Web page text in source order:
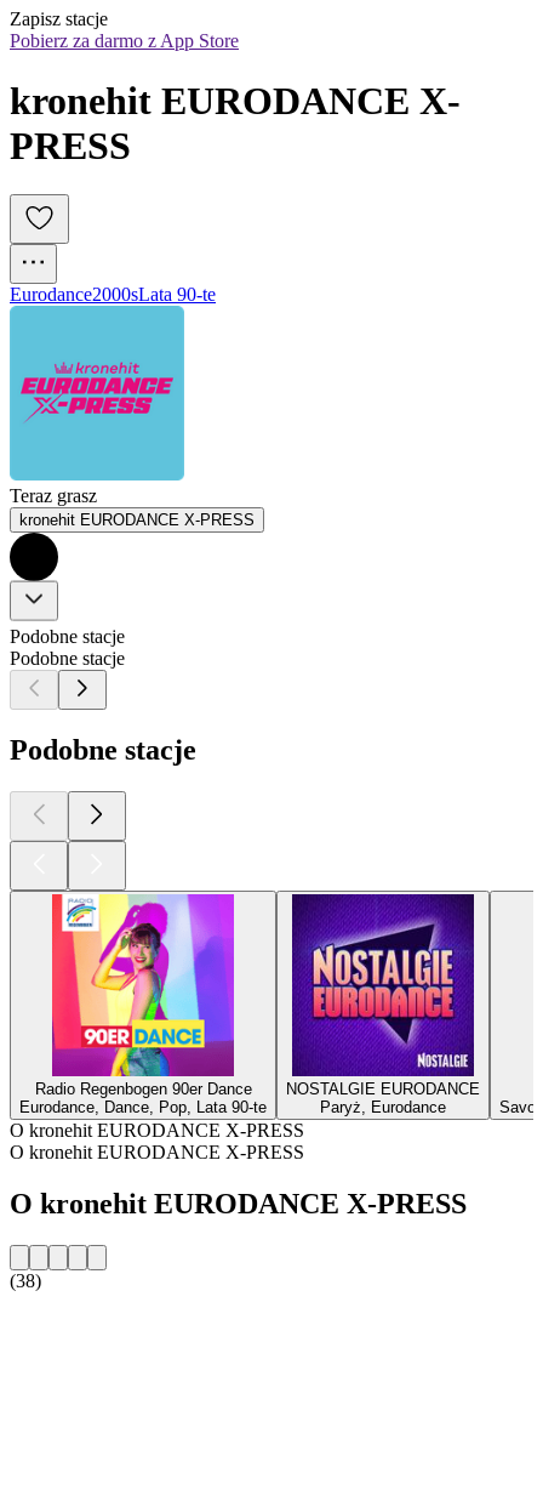
Zapisz stacje
Pobierz za darmo z App Store
kronehit EURODANCE X-
PRESS
Eurodance2000sLata 90-te
Teraz grasz
kronehit EURODANCE X-PRESS
Podobne stacje
Podobne stacje
Podobne stacje
Radio Regenbogen 90er Dance
Eurodance, Dance, Pop, Lata 90-te
NOSTALGIE EURODANCE
Paryż, Eurodance
O kronehit EURODANCE X-PRESS
O kronehit EURODANCE X-PRESS
O kronehit EURODANCE X-PRESS
(38)